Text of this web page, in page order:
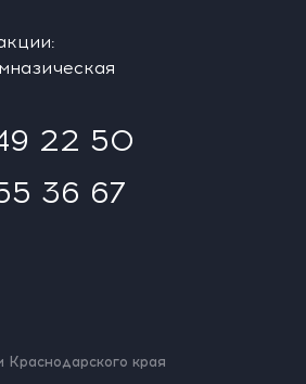
22 50
36 67
Краснодарского края